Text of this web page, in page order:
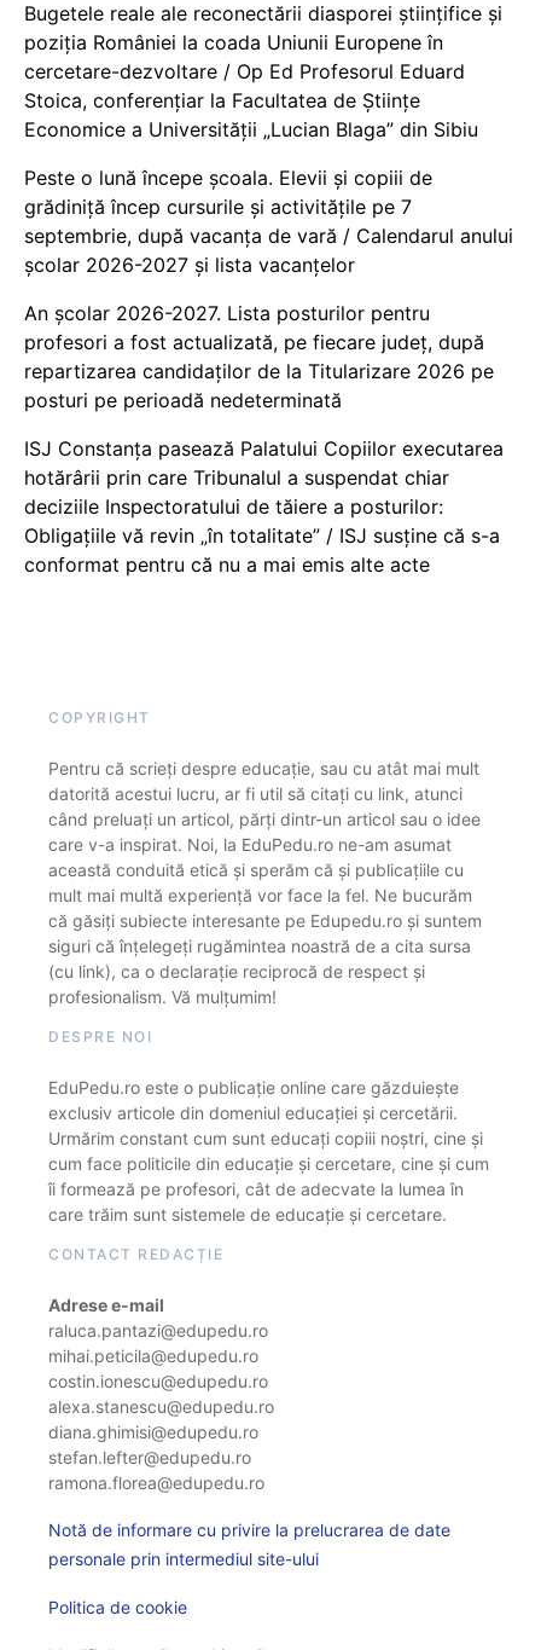
Bugetele reale ale reconectării diasporei științifice și
poziția României la coada Uniunii Europene în
cercetare-dezvoltare / Op Ed Profesorul Eduard
Stoica, conferențiar la Facultatea de Științe
Economice a Universității „Lucian Blaga” din Sibiu
Peste o lună începe școala. Elevii și copiii de
grădiniță încep cursurile și activitățile pe 7
septembrie, după vacanța de vară / Calendarul anului
școlar 2026-2027 și lista vacanțelor
An școlar 2026-2027. Lista posturilor pentru
profesori a fost actualizată, pe fiecare județ, după
repartizarea candidaților de la Titularizare 2026 pe
posturi pe perioadă nedeterminată
ISJ Constanța pasează Palatului Copiilor executarea
hotărârii prin care Tribunalul a suspendat chiar
deciziile Inspectoratului de tăiere a posturilor:
Obligațiile vă revin „în totalitate” / ISJ susține că s-a
conformat pentru că nu a mai emis alte acte
COPYRIGHT
Pentru că scrieți despre educație, sau cu atât mai mult
datorită acestui lucru, ar fi util să citați cu link, atunci
când preluați un articol, părți dintr-un articol sau o idee
care v-a inspirat. Noi, la EduPedu.ro ne-am asumat
această conduită etică și sperăm că și publicațiile cu
mult mai multă experiență vor face la fel. Ne bucurăm
că găsiți subiecte interesante pe Edupedu.ro și suntem
siguri că înțelegeți rugămintea noastră de a cita sursa
(cu link), ca o declarație reciprocă de respect și
profesionalism. Vă mulțumim!
DESPRE NOI
EduPedu.ro este o publicație online care găzduiește
exclusiv articole din domeniul educației și cercetării.
Urmărim constant cum sunt educați copiii noștri, cine și
cum face politicile din educație și cercetare, cine și cum
îi formează pe profesori, cât de adecvate la lumea în
care trăim sunt sistemele de educație și cercetare.
CONTACT REDACȚIE
Adrese e-mail
raluca.pantazi@edupedu.ro
mihai.peticila@edupedu.ro
costin.ionescu@edupedu.ro
alexa.stanescu@edupedu.ro
diana.ghimisi@edupedu.ro
stefan.lefter@edupedu.ro
ramona.florea@edupedu.ro
Notă de informare cu privire la prelucrarea de date
personale prin intermediul site-ului
Politica de cookie